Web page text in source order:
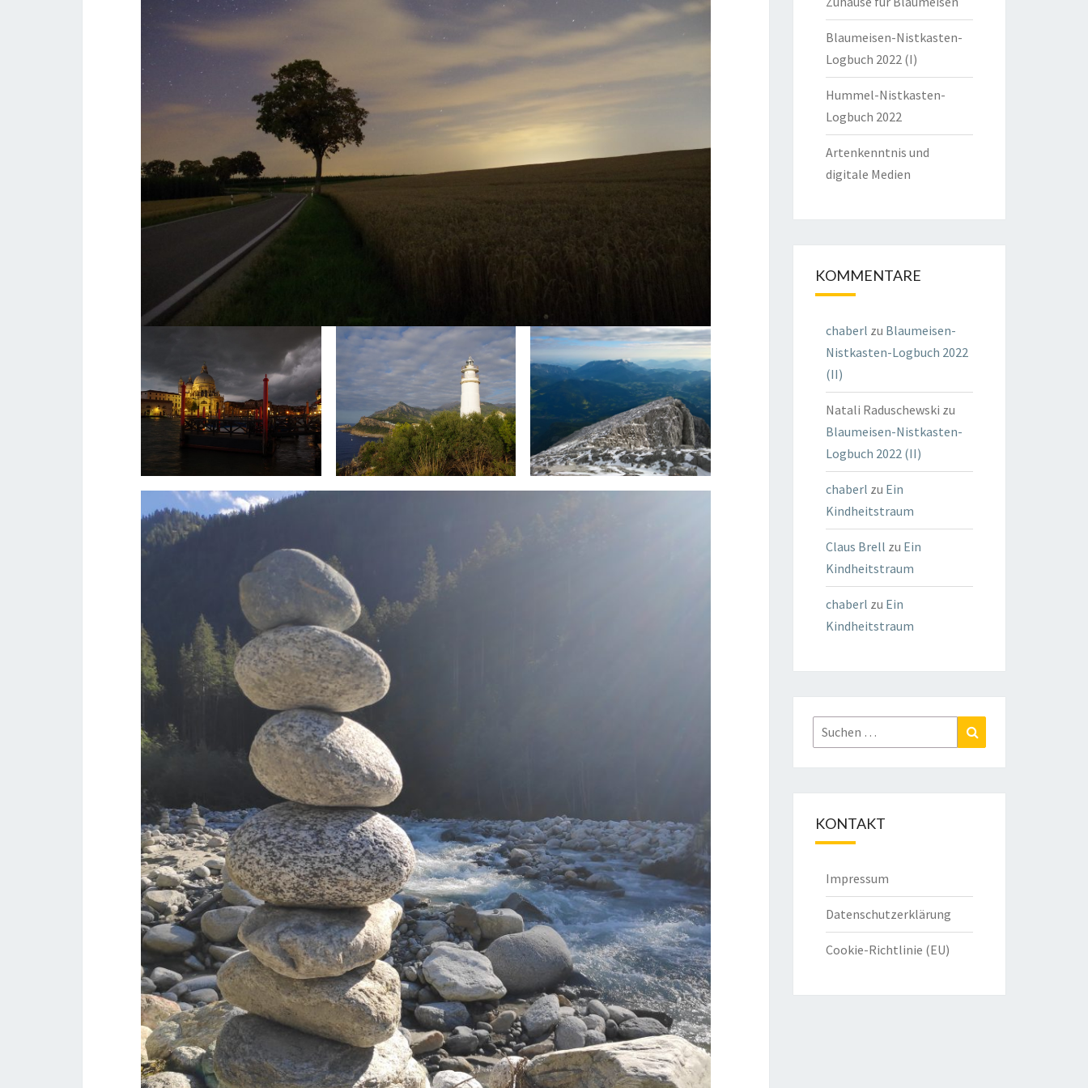
Blaumeisen-Nistkasten-
Logbuch 2022 (I)
Hummel-Nistkasten-
Logbuch 2022
Artenkenntnis und
digitale Medien
KOMMENTARE
chaberl zu Blaumeisen-
Nistkasten-Logbuch 2022
(II)
Natali Raduschewski zu
Blaumeisen-Nistkasten-
Logbuch 2022 (II)
chaberl zu Ein
Kindheitstraum
Claus Brell zu Ein
Kindheitstraum
chaberl zu Ein
Kindheitstraum
Suchen
nach:
KONTAKT
Impressum
Datenschutzerklärung
Cookie-Richtlinie (EU)